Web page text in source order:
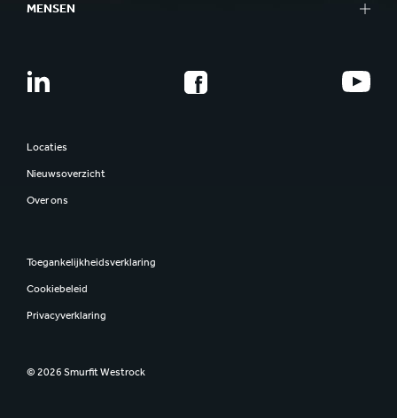
MENSEN
Locaties
Nieuwsoverzicht
Over ons
Toegankelijkheidsverklaring
Cookiebeleid
Privacyverklaring
© 2026 Smurfit Westrock